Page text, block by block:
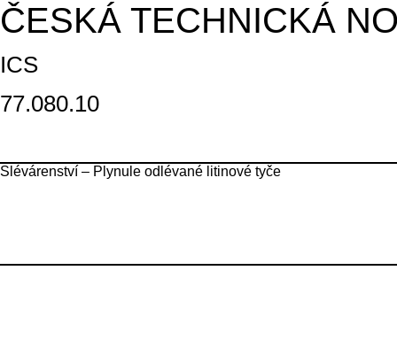
ČESKÁ TECHNICKÁ
ICS
77.080.10
Slévárenství – Plynule odlévané litinové tyče